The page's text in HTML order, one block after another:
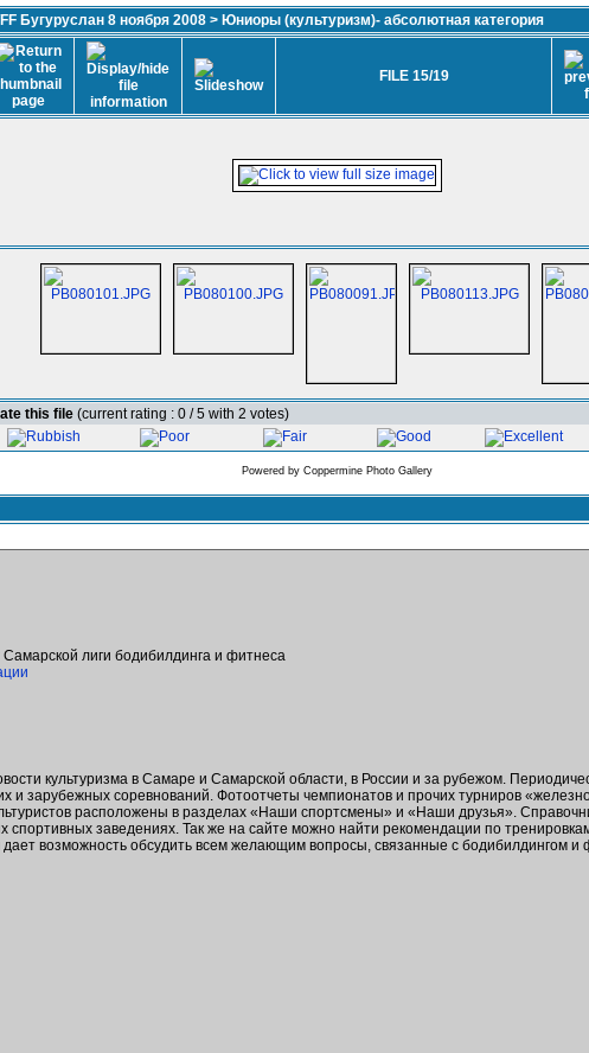
Бугуруслан 8 ноября 2008 > Юниоры (культуризм)- абсолютная категория
FILE 15/19
this file (current rating : 0 / 5 with 2 votes)
Powered by Coppermine Photo Gallery
лиги бодибилдинга и фитнеса
культуризма в Самаре и Самарской области, в России и за рубежом.
и зарубежных соревнований. Фотоотчеты чемпионатов и прочих турниров
расположены в разделах «Наши спортсмены» и «Наши друзья».
заведениях. Так же на сайте можно найти рекомендации по
возможность обсудить всем желающим вопросы, связанные с бодибилдингом и